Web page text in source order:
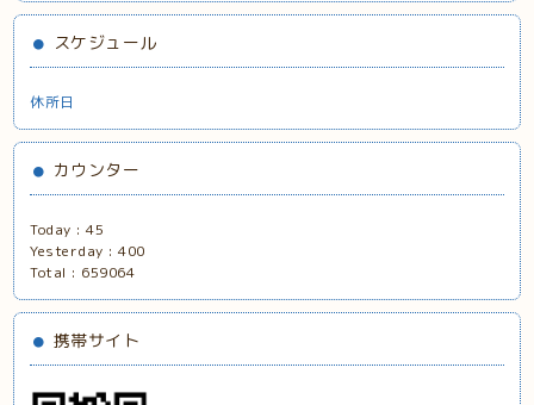
スケジュール
休所日
カウンター
Today :45
Yesterday :400
Total : 659064
携帯サイト